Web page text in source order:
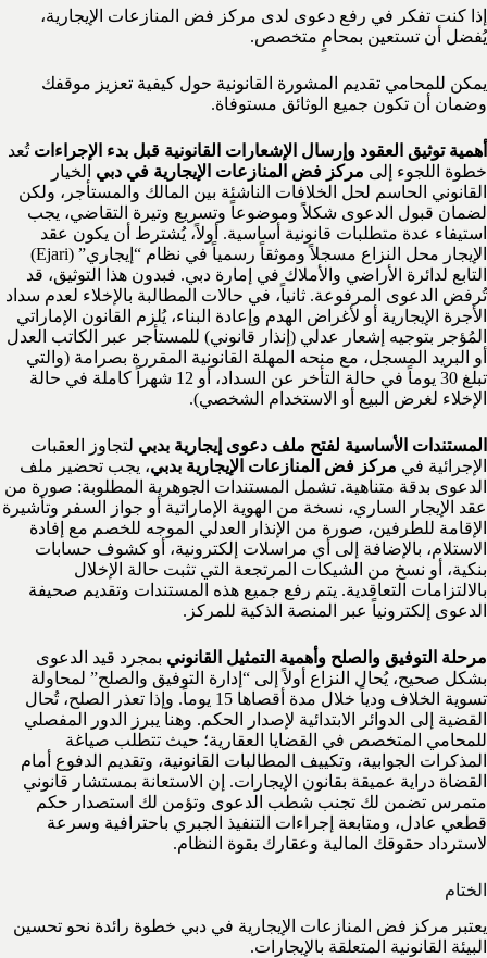
إذا كنت تفكر في رفع دعوى لدى مركز فض المنازعات الإيجارية،
يُفضل أن تستعين بمحامٍ متخصص.
يمكن للمحامي تقديم المشورة القانونية حول كيفية تعزيز موقفك
وضمان أن تكون جميع الوثائق مستوفاة.
أهمية توثيق العقود وإرسال الإشعارات القانونية قبل بدء الإجراءات تُعد
خطوة اللجوء إلى مركز فض المنازعات الإيجارية في دبي الخيار
القانوني الحاسم لحل الخلافات الناشئة بين المالك والمستأجر، ولكن
لضمان قبول الدعوى شكلاً وموضوعاً وتسريع وتيرة التقاضي، يجب
استيفاء عدة متطلبات قانونية أساسية. أولاً، يُشترط أن يكون عقد
الإيجار محل النزاع مسجلاً وموثقاً رسمياً في نظام “إيجاري” (Ejari)
التابع لدائرة الأراضي والأملاك في إمارة دبي. فبدون هذا التوثيق، قد
تُرفض الدعوى المرفوعة. ثانياً، في حالات المطالبة بالإخلاء لعدم سداد
الأجرة الإيجارية أو لأغراض الهدم وإعادة البناء، يُلزم القانون الإماراتي
المُؤجر بتوجيه إشعار عدلي (إنذار قانوني) للمستأجر عبر الكاتب العدل
أو البريد المسجل، مع منحه المهلة القانونية المقررة بصرامة (والتي
تبلغ 30 يوماً في حالة التأخر عن السداد، أو 12 شهراً كاملة في حالة
الإخلاء لغرض البيع أو الاستخدام الشخصي).
المستندات الأساسية لفتح ملف دعوى إيجارية بدبي لتجاوز العقبات
الإجرائية في مركز فض المنازعات الإيجارية بدبي، يجب تحضير ملف
الدعوى بدقة متناهية. تشمل المستندات الجوهرية المطلوبة: صورة من
عقد الإيجار الساري، نسخة من الهوية الإماراتية أو جواز السفر وتأشيرة
الإقامة للطرفين، صورة من الإنذار العدلي الموجه للخصم مع إفادة
الاستلام، بالإضافة إلى أي مراسلات إلكترونية، أو كشوف حسابات
بنكية، أو نسخ من الشيكات المرتجعة التي تثبت حالة الإخلال
بالالتزامات التعاقدية. يتم رفع جميع هذه المستندات وتقديم صحيفة
الدعوى إلكترونياً عبر المنصة الذكية للمركز.
مرحلة التوفيق والصلح وأهمية التمثيل القانوني بمجرد قيد الدعوى
بشكل صحيح، يُحال النزاع أولاً إلى “إدارة التوفيق والصلح” لمحاولة
تسوية الخلاف ودياً خلال مدة أقصاها 15 يوماً. وإذا تعذر الصلح، تُحال
القضية إلى الدوائر الابتدائية لإصدار الحكم. وهنا يبرز الدور المفصلي
للمحامي المتخصص في القضايا العقارية؛ حيث تتطلب صياغة
المذكرات الجوابية، وتكييف المطالبات القانونية، وتقديم الدفوع أمام
القضاة دراية عميقة بقانون الإيجارات. إن الاستعانة بمستشار قانوني
متمرس تضمن لك تجنب شطب الدعوى وتؤمن لك استصدار حكم
قطعي عادل، ومتابعة إجراءات التنفيذ الجبري باحترافية وسرعة
لاسترداد حقوقك المالية وعقارك بقوة النظام.
الختام
يعتبر مركز فض المنازعات الإيجارية في دبي خطوة رائدة نحو تحسين
البيئة القانونية المتعلقة بالإيجارات.